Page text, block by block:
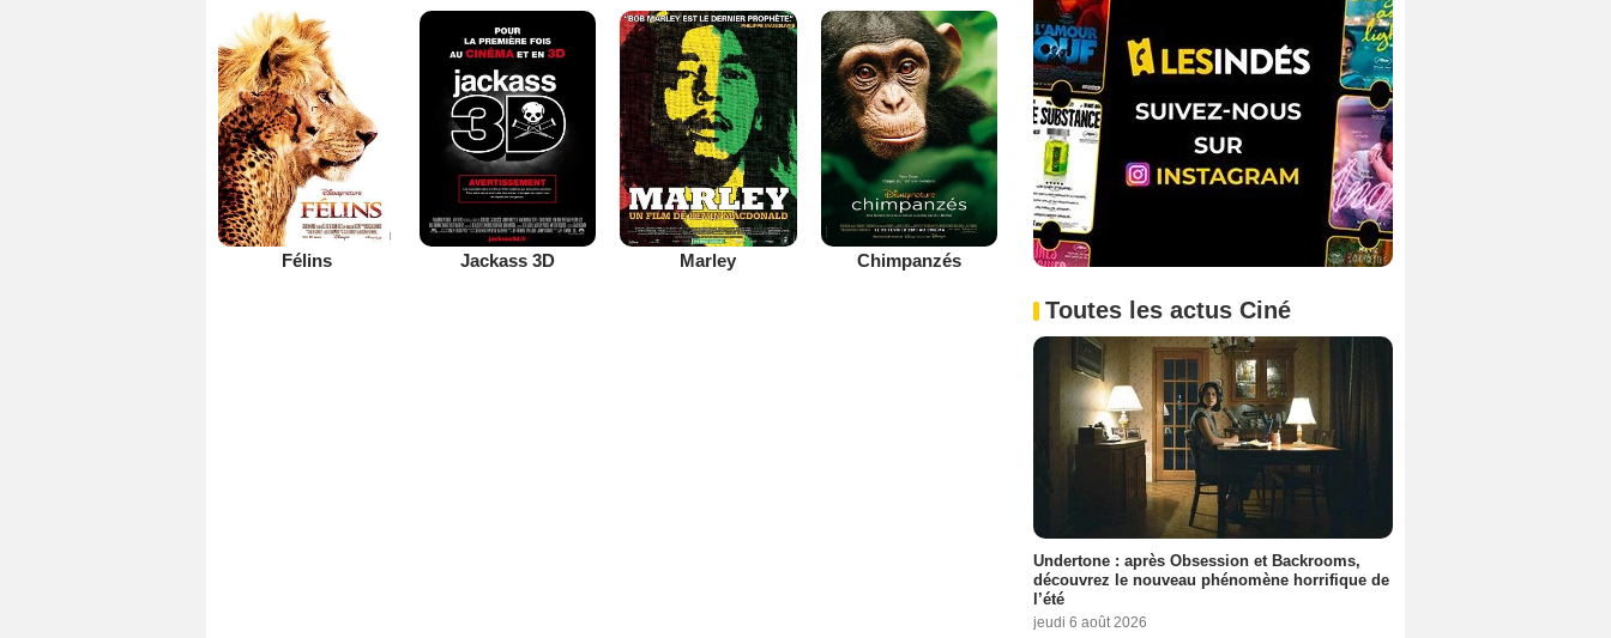
Félins Jackass 3D Marley Chimpanzés
Toutes les actus Ciné
Undertone : après Obsession et Backrooms,
découvrez le nouveau phénomène horrifique de
l’été
jeudi 6 août 2026